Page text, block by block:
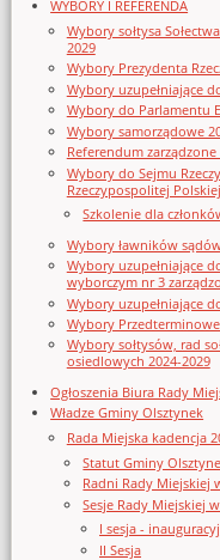
WYBORY I REFERENDA
Wybory sołtysa
2029
Wybory Prezydenta
Wybory uzupełniające
Wybory do Parlamentu
Wybory samorządowe
Referendum
Wybory do Sejmu
Rzeczypospolitej
Szkolenie dla
Wybory ławników
Wybory uzupełniające
wyborczym nr 3
Wybory uzupełniające
Wybory
Wybory sołtysów, rad
osiedlowych 2024-2029
Ogłoszenia Biura Rady
Władze Gminy Olsztynek
Rada Miejska kadencja
Statut Gminy
Radni Rady Miejskiej
Sesje Rady Miejskiej
I sesja -
II Sesja